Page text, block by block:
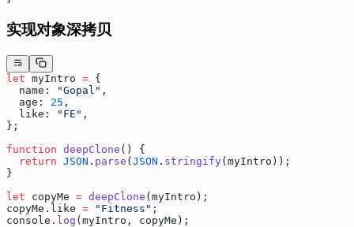
实现对象深拷贝
let myIntro = {
  name:
"Gopal" ,
  age:
25 ,
  like:
"FE" ,
};
function deepClone () {
  return
JSON . parse ( JSON . stringify(myIntro));
}
let copyMe = deepClone (myIntro);
copyMe.like = "Fitness" ;
console. log (myIntro, copyMe);